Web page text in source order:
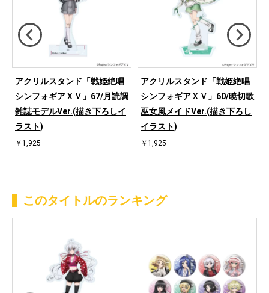
アクリルスタンド「戦姫絶唱
シンフォギアＸＶ」67/月読調
雑誌モデルVer.(描き下ろしイ
ラスト)
￥1,925
アクリルスタンド「戦姫絶唱
シンフォギアＸＶ」60/暁切歌
巫女風メイドVer.(描き下ろし
イラスト)
￥1,925
このタイトルのランキング